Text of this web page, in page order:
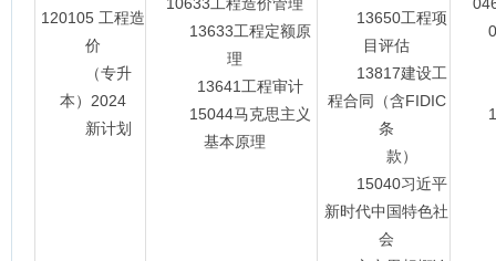
120105 工程造
价
（专升
本）2024
新计划
13633工程定额原
理
13641工程审计
15044马克思主义
基本原理
13650工程项
目评估
13817建设工
程合同（含FIDIC
条
款）
15040习近平
新时代中国特色社
会